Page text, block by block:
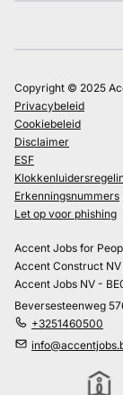
Copyright © 2025
Privacybeleid
Cookiebeleid
Disclaimer
ESF
Erkenningsnummers
Let op voor phishing
Accent Jobs for
Accent Construct NV
Accent Jobs NV -
Beversesteenweg
+3251460500